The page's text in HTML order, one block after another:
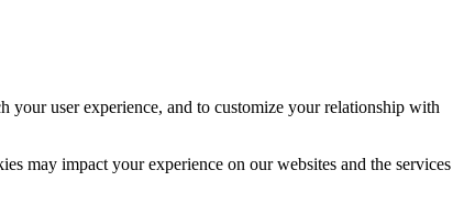
user experience, and to customize your relationship with
may impact your experience on our websites and the services